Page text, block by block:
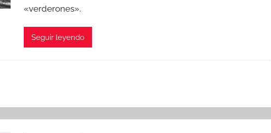
«verderones».
Seguir leyendo